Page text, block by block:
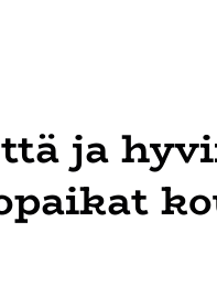
ja